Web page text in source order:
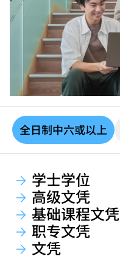
全日制中六或以上
学士学位
高级文凭
基础课程文凭
职专文凭
文凭